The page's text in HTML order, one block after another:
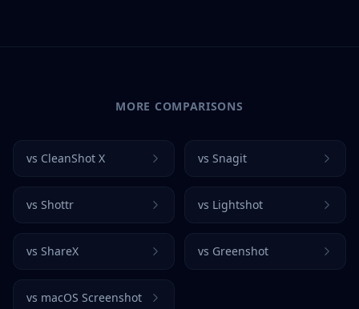
MORE COMPARISONS
vs CleanShot X vs Snagit
vs Shottr vs Lightshot
vs ShareX vs Greenshot
vs macOS Screenshot